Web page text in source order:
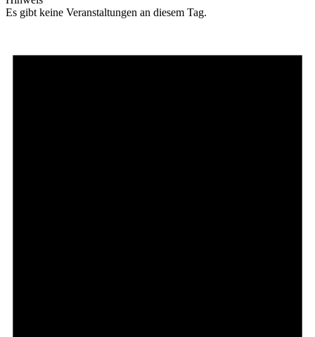
Es gibt keine Veranstaltungen an diesem Tag.